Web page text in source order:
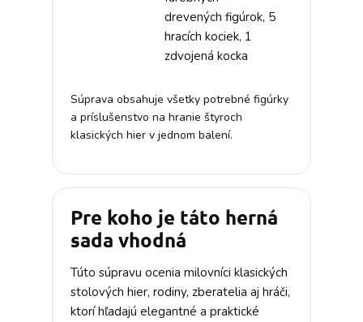
drevených figúrok, 5
hracích kociek, 1
zdvojená kocka
Súprava obsahuje všetky potrebné figúrky
a príslušenstvo na hranie štyroch
klasických hier v jednom balení.
Pre koho je táto herná
sada vhodná
Túto súpravu ocenia milovníci klasických
stolových hier, rodiny, zberatelia aj hráči,
ktorí hľadajú elegantné a praktické